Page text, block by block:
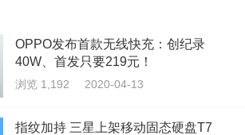
OPPO发布首款无线快充：创纪录
40W、首发只要219元！
浏览 1,192 2020-04-13
指纹加持 三星上架移动固态硬盘T7